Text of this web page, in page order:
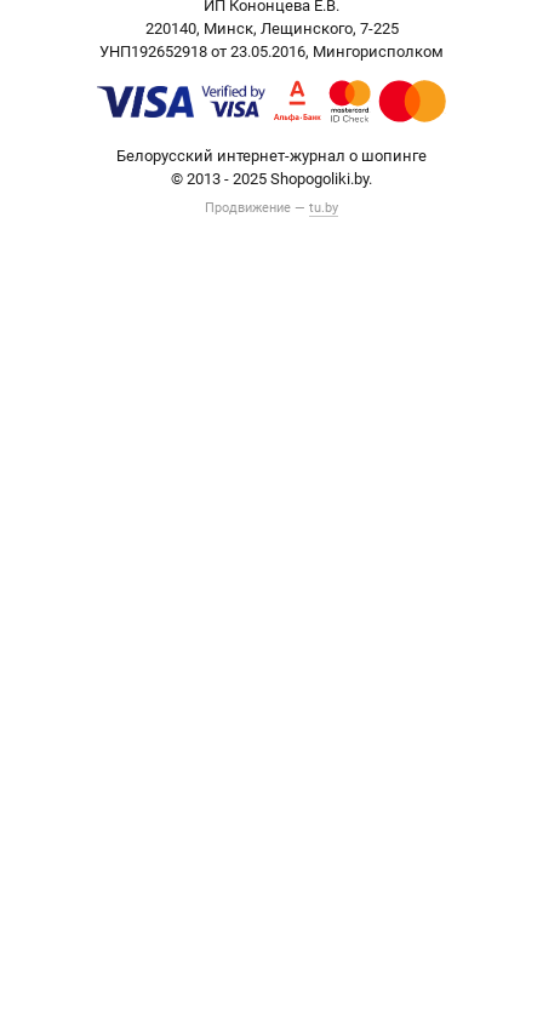
ИП Кононцева Е.В.
220140, Минск, Лещинского, 7-225
УНП192652918 от 23.05.2016, Мингорисполком
Белорусский интернет-журнал о шопинге
© 2013 - 2025 Shopogoliki.by.
Продвижение — tu.by